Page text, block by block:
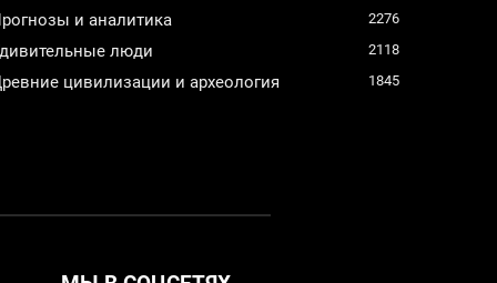
и аналитика 2276
люди 2118
цивилизации и археология 1845